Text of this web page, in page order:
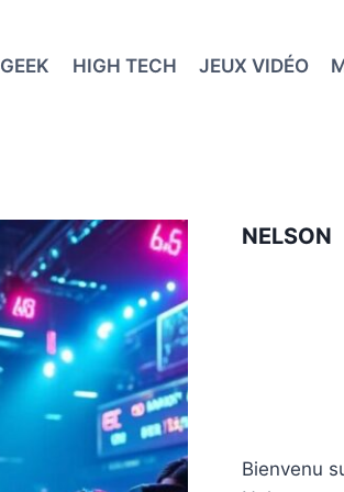
GEEK HIGH TECH JEUX VIDÉO
NELSON
Bienvenu